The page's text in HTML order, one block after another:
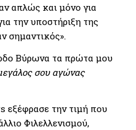
απλώς και μόνο για
την υποστήριξη της
σημαντικός».
Βύρωνα τα πρώτα μου
σου αγώνας
την τιμή που
Φιλελλενισμού,